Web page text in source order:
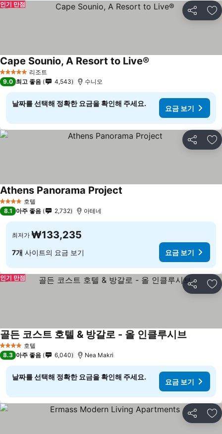
공유 즐
인기 만점
5 성급 리조트
Cape Sounio, A Resort to Live®
9.0 최고 좋음 4,543 수니오
날짜를 선택해 정확한 요금을 확인해 주세요.
요금 보기
공유 즐
4 성급 호텔
Athens Panorama Project
8.1 아주 좋음 2,732 아테네
최저가 ₩133,235
7개 사이트의 요금 보기 요금 보기
공유 즐
인기 만점
4 성급 호텔
골든 코스트 호텔 & 방갈로 - 올 인클루시브
8.3 아주 좋음 6,040 Nea Makri
날짜를 선택해 정확한 요금을 확인해 주세요.
요금 보기
공유 즐